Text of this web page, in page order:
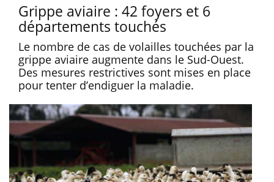
Grippe aviaire : 42 foyers et 6
départements touchés
Le nombre de cas de volailles touchées par la
grippe aviaire augmente dans le Sud-Ouest.
Des mesures restrictives sont mises en place
pour tenter d’endiguer la maladie.